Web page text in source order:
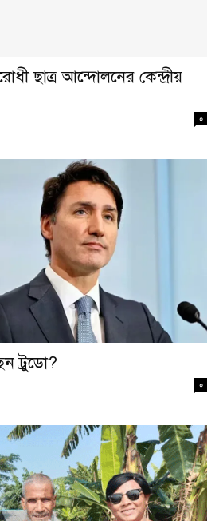
ছাত্র আন্দোলনের কেন্দ্রীয়
০
ট্রুডো?
০